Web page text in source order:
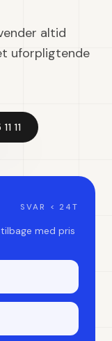
altid
uforpligtende
11
SVAR < 24T
med pris